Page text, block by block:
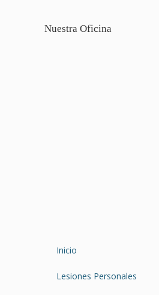
Nuestra Oficina
Inicio
Lesiones Personales